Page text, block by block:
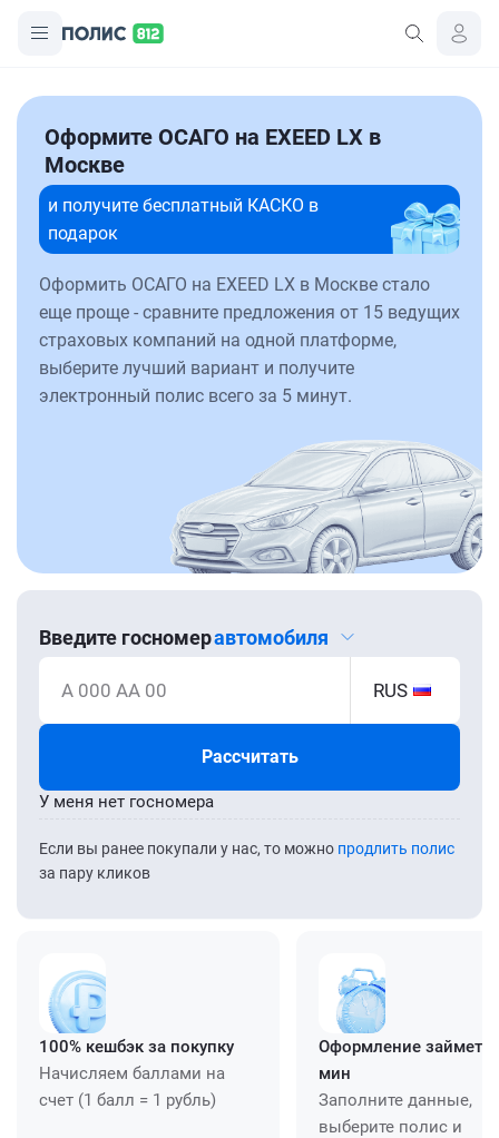
Оформите ОСАГО на EXEED LX в
Москве
и получите бесплатный КАСКО в
подарок
Оформить ОСАГО на EXEED LX в Москве стало
еще проще - сравните предложения от 15 ведущих
страховых компаний на одной платформе,
выберите лучший вариант и получите
электронный полис всего за 5 минут.
Введите госномеравтомобиля
А 000 АА 00 RUS
Рассчитать
Если вы ранее покупали у нас, то можно продлить полис
за пару кликов
У меня нет госномера
100% кешбэк за покупку
Начисляем баллами на
счет (1 балл = 1 рубль)
Оформление займет
мин
Заполните данные,
выберите полис и